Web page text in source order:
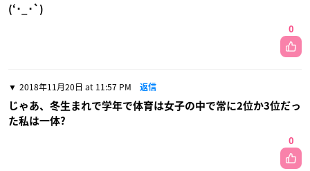
(‘･_･`)
0
2018年11月20日 at 11:57 PM 返信
じゃあ、冬生まれで学年で体育は女子の中で常に2位か3位だっ
た私は一体?
0